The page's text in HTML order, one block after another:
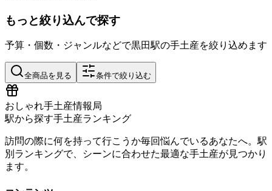
もっと絞り込んで探す
予算・個数・ジャンルなどで黒田駅の手土産を絞り込めます
全商品を見る 条件で絞り込む
おしゃれ手土産情報局
駅から探す手土産ランキング
訪問の際に何を持って行こうか毎回悩んでいるあなたへ。駅
別ランキングで、シーンに合わせた最適な手土産が見つかり
ます。